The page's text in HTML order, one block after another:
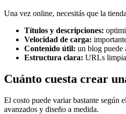
Una vez online, necesitás que la
Títulos y descripciones:
Velocidad de carga:
Contenido útil: un blog puede
Estructura clara: URLs
Cuánto cuesta crear
El costo puede variar bastante según
avanzados y diseño a medida.